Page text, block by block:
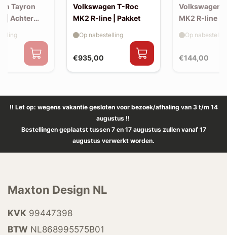
Tayron
| Achter
Volkswagen T-Roc
MK2 R-line | Pakket
€935,00
Op nabestelling
Volkswagen
MK2 R-line |
€144,00
Op
!! Let op: wegens vakantie gesloten voor bezoek/afhaling van 3 t/m 14
augustus !!
Bestellingen geplaatst tussen 7 en 17 augustus zullen vanaf 17
augustus verwerkt worden.
Maxton Design NL
KVK 99447398
BTW NL868995575B01